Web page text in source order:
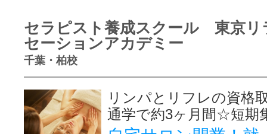
セラピスト養成スクール 東京リ
セーションアカデミー
千葉・柏校
リンパとリフレの資格
通学で約3ヶ月間☆短期